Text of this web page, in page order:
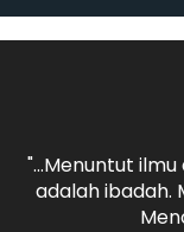
"...Menuntut
adalah ibadah.